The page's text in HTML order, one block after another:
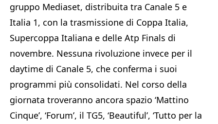
gruppo Mediaset, distribuita tra Canale 5 e
Italia 1, con la trasmissione di Coppa Italia,
Supercoppa Italiana e delle Atp Finals di
novembre. Nessuna rivoluzione invece per il
daytime di Canale 5, che conferma i suoi
programmi più consolidati. Nel corso della
giornata troveranno ancora spazio ‘Mattino
Cinque’, ‘Forum’, il TG5, ‘Beautiful’, ‘Tutto per la